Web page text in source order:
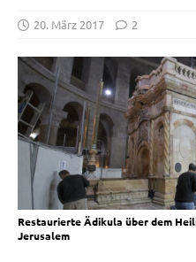
20. März 2017 2
Restaurierte Ädikula über dem
Jerusalem